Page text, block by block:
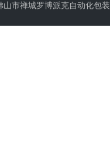
山市禅城罗博派克自动化